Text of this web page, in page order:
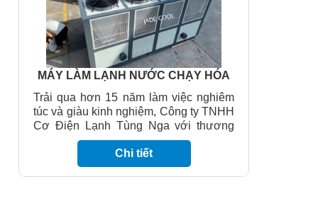
trong tương lai!
MÁY LÀM LẠNH NƯỚC CHẠY HÓA
CHẤT JC-100FBX1/GIÓ GIẢI NHIỆT(
100HP) JADECOOL
Trải qua hơn 15 năm làm việc nghiêm
túc và giàu kinh nghiệm, Công ty TNHH
Cơ Điện Lạnh Tùng Nga với thương
hiệu máy làm lạnh nước JADE COOL
sẽ mang đến cho quý khách hàng
những sản phẩm máy lạnh nước công
Chi tiết